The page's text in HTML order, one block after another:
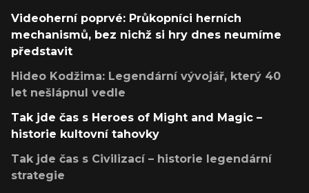
Videoherní poprvé: Průkopníci herních
mechanismů, bez nichž si hry dnes neumíme
představit
Hideo Kodžima: Legendární vývojář, který 40
let nešlápnul vedle
Tak jde čas s Heroes of Might and Magic –
historie kultovní tahovky
Tak jde čas s Civilizací – historie legendární
strategie